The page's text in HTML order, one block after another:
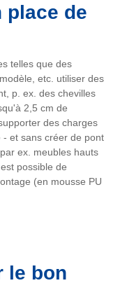
place de
telles que des
etc. utiliser des
p. ex. des chevilles
2,5 cm de
des charges
- et sans créer de pont
ex. meubles hauts
possible de
(en mousse PU
le bon